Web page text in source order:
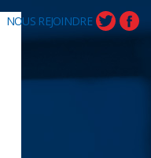
NOUS REJOINDRE